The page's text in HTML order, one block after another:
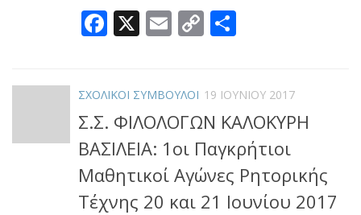
Facebook
X Email
Copy
ΣΧΟΛΙΚΟΙ ΣΥΜΒΟΥΛΟΙ 19 ΙΟΥΝΊΟΥ 2017
Σ.Σ. ΦΙΛΟΛΟΓΩΝ ΚΑΛΟΚΥΡΗ
ΒΑΣΙΛΕΙΑ: 1οι Παγκρήτιοι
Μαθητικοί Αγώνες Ρητορικής
Τέχνης 20 και 21 Ιουνίου 2017